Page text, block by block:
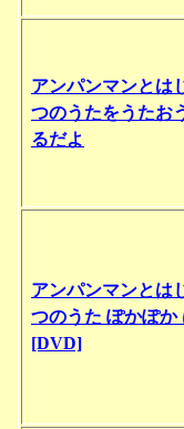
アンパンマンとは
つのうたをうたお
るだよ
アンパンマンとは
つのうた ぽかぽか
[DVD]